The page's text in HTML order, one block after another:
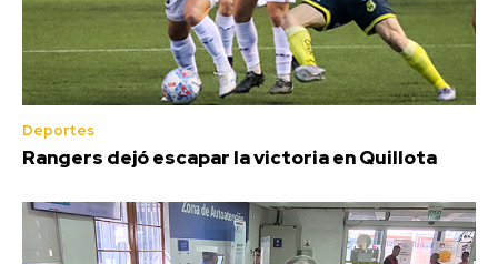
Deportes
Rangers dejó escapar la victoria en Quillota